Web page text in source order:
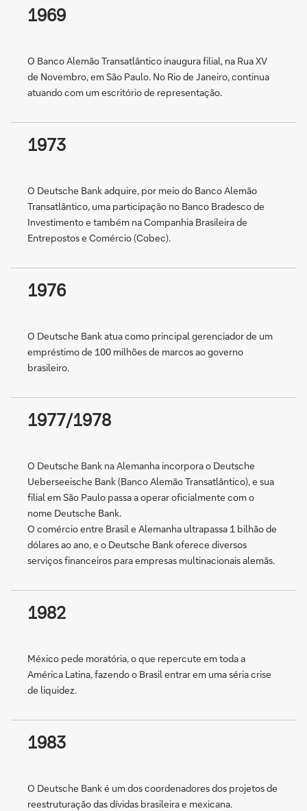
1969
O Banco Alemão Transatlântico inaugura filial, na Rua XV
de Novembro, em São Paulo. No Rio de Janeiro, continua
atuando com um escritório de representação.
1973
O Deutsche Bank adquire, por meio do Banco Alemão
Transatlântico, uma participação no Banco Bradesco de
Investimento e também na Companhia Brasileira de
Entrepostos e Comércio (Cobec).
1976
O Deutsche Bank atua como principal gerenciador de um
empréstimo de 100 milhões de marcos ao governo
brasileiro.
1977/1978
O Deutsche Bank na Alemanha incorpora o Deutsche
Ueberseeische Bank (Banco Alemão Transatlântico), e sua
filial em São Paulo passa a operar oficialmente com o
nome Deutsche Bank.
O comércio entre Brasil e Alemanha ultrapassa 1 bilhão de
dólares ao ano, e o Deutsche Bank oferece diversos
serviços financeiros para empresas multinacionais alemãs.
1982
México pede moratória, o que repercute em toda a
América Latina, fazendo o Brasil entrar em uma séria crise
de liquidez.
1983
O Deutsche Bank é um dos coordenadores dos projetos de
reestruturação das dívidas brasileira e mexicana.